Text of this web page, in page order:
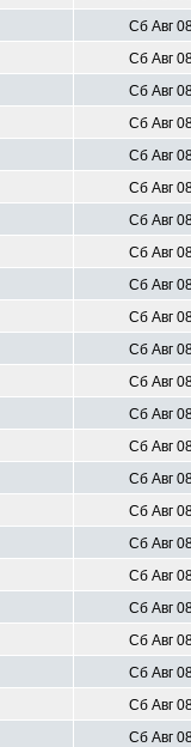
Сб Авг
Сб Авг
Сб Авг
Сб Авг
Сб Авг
Сб Авг
Сб Авг
Сб Авг
Сб Авг
Сб Авг
Сб Авг
Сб Авг
Сб Авг
Сб Авг
Сб Авг
Сб Авг
Сб Авг
Сб Авг
Сб Авг
Сб Авг
Сб Авг
Сб Авг
Сб Авг